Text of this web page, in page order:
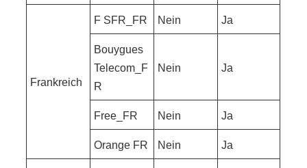
Frankreich
F SFR_FR Nein Ja
Bouygues
Telecom_F
R
Nein Ja
Free_FR Nein Ja
Orange FR Nein Ja